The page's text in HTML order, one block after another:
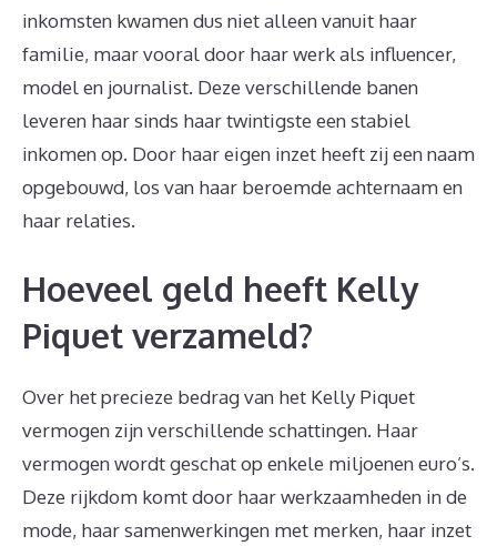
inkomsten kwamen dus niet alleen vanuit haar
familie, maar vooral door haar werk als influencer,
model en journalist. Deze verschillende banen
leveren haar sinds haar twintigste een stabiel
inkomen op. Door haar eigen inzet heeft zij een naam
opgebouwd, los van haar beroemde achternaam en
haar relaties.
Hoeveel geld heeft Kelly
Piquet verzameld?
Over het precieze bedrag van het Kelly Piquet
vermogen zijn verschillende schattingen. Haar
vermogen wordt geschat op enkele miljoenen euro’s.
Deze rijkdom komt door haar werkzaamheden in de
mode, haar samenwerkingen met merken, haar inzet